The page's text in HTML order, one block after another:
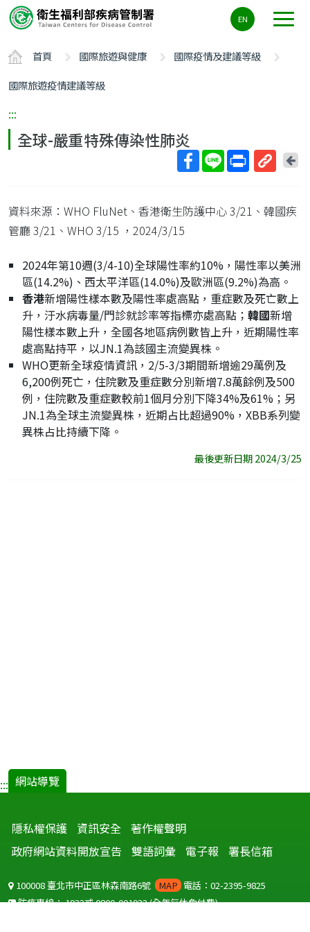
要
容
ALT+C
EN
首頁 國際旅遊與健康
國際疫情及建議等級
國際旅遊疫情建議等級
:::
全球-嚴重特殊傳染性肺炎
短
回
資料來源：WHO FluNet、香港衛生防護中心 3/21、韓國疾
管廳 3/21、WHO 3/15 ，2024/3/15
2024年第10週(3/4-10)全球陽性率約10%，陽性率以美洲
區(14.2%)、西太平洋區(14.0%)及歐洲區(9.2%)為高。
香港新增陽性樣本數及陽性率處高點，重症數及死亡數上
升，汙水病毒量/門診就診率等指標亦處高點； 韓國新增
陽性樣本數上升，全國各地區病例數皆上升，近期陽性率
處高點持平，以JN.1為該國主流變異株。
WHO更新全球疫情資訊，2/5-3/3期間新增逾29萬例及
6,200例死亡，住院數及重症數分別新增7.8萬餘例及500
例，住院數及重症數較前1個月分別下降34%及61%；另
JN.1為全球主流變異株，近期占比超過90%，XBB系列變
異株占比持續下降。
最後更新日期 2024/3/25
::: 網站導覽
隱私權保護 資訊安全 著作權聲明
政府網站資料開放宣告
雙語詞彙 電子報 署長信箱
100008 臺北市中正區林森南路6號 MAP 電話：02-2395-9825
防疫專線：1922或0800-001922(全年無休免付費)